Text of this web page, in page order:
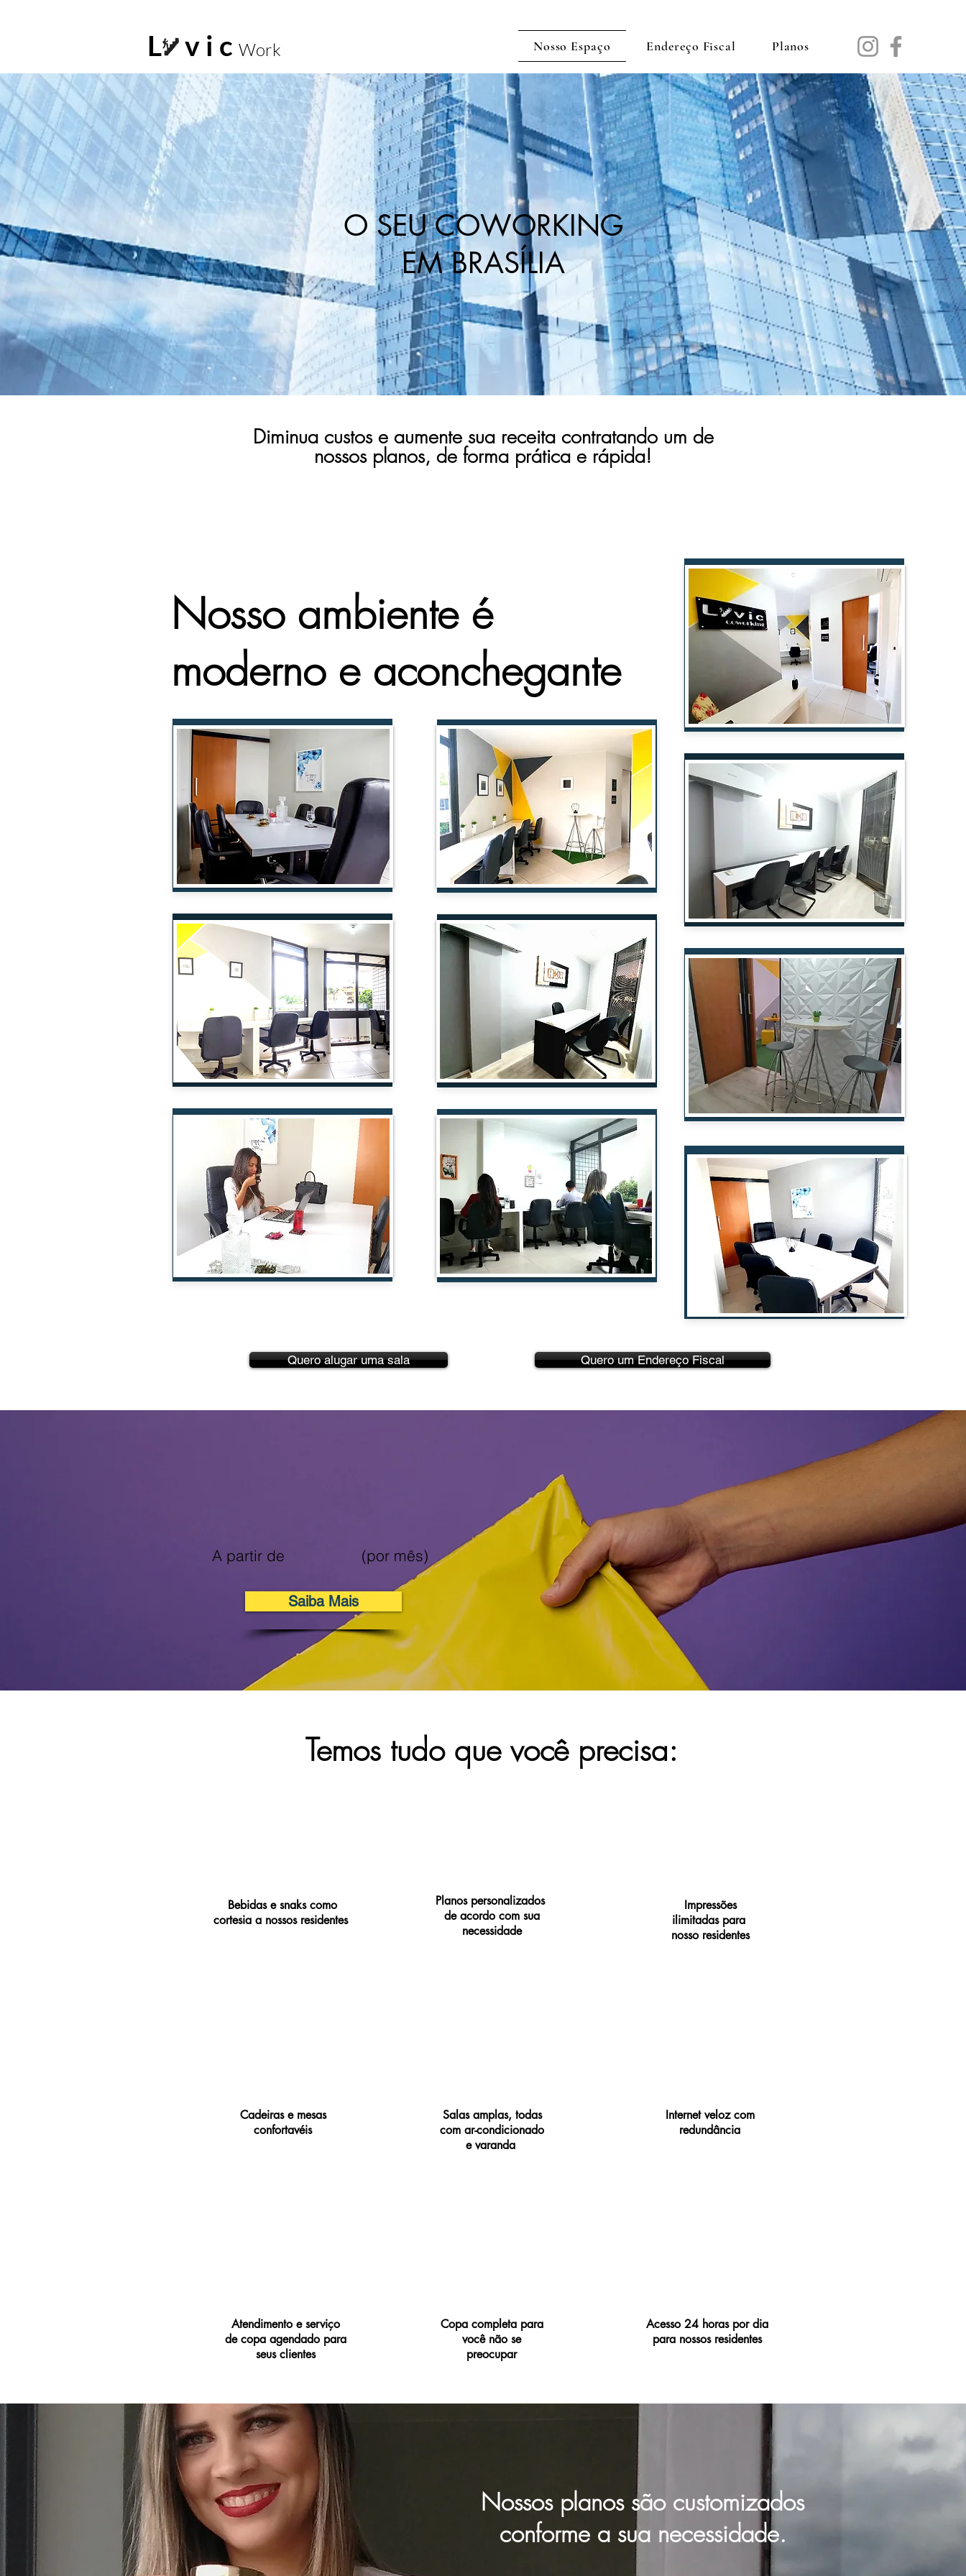
Nosso Espaço Endereço Fiscal Planos
O SEU COWORKING
EM BRASÍLIA
Diminua custos e aumente sua receita contratando um de
nossos planos, de forma prática e rápida!
Nosso ambiente é
moderno e aconchegante
Quero alugar uma sala Quero um Endereço Fiscal
A partir de (por mês)
Saiba Mais
Temos tudo que você precisa:
Bebidas e snaks como
cortesia a nossos residentes
Cadeiras e mesas
confortavéis
Atendimento e serviço
de copa agendado para
seus clientes
Planos personalizados
de acordo com sua
necessidade
Salas amplas, todas
com ar-condicionado
e varanda
Copa completa para
você não se
preocupar
Impressões
ilimitadas para
nosso residentes
Internet veloz com
redundância
Acesso 24 horas por dia
para nossos residentes
Nossos planos são customizados
conforme a sua necessidade.
L v i c Work